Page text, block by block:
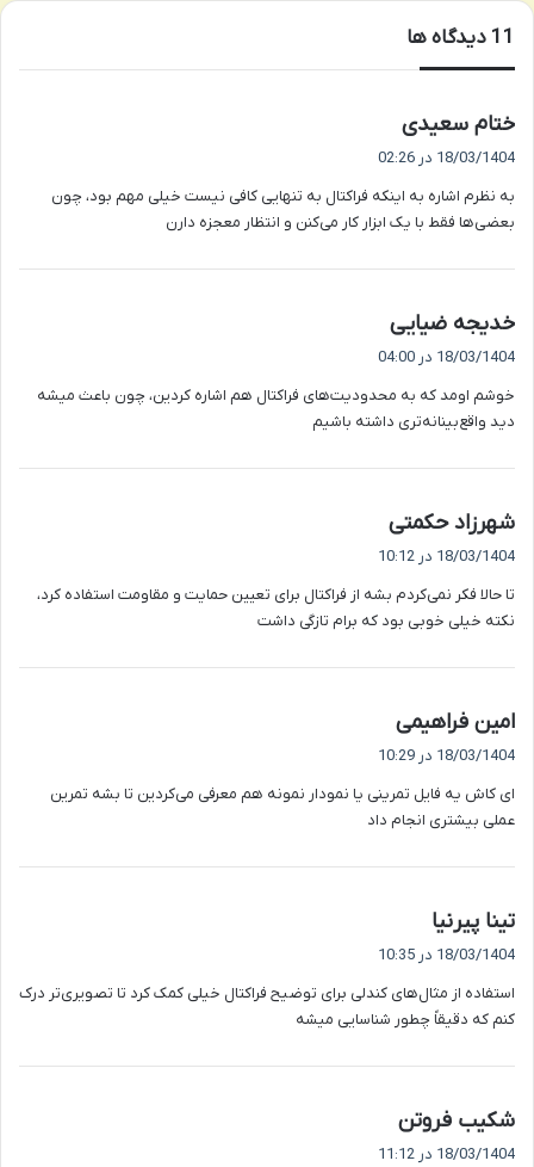
‫11 دیدگاه ها
ختام سعیدی
ف
:
18/03/1404 در 02:26
به نظرم اشاره به اینکه فراکتال به تنهایی کافی نیست خیلی مهم بود، چون
بعضی‌ها فقط با یک ابزار کار می‌کنن و انتظار معجزه دارن
خدیجه ضیایی
ف
:
18/03/1404 در 04:00
خوشم اومد که به محدودیت‌های فراکتال هم اشاره کردین، چون باعث میشه
دید واقع‌بینانه‌تری داشته باشیم
شهرزاد حکمتی
ف
:
18/03/1404 در 10:12
تا حالا فکر نمی‌کردم بشه از فراکتال برای تعیین حمایت و مقاومت استفاده کرد،
نکته خیلی خوبی بود که برام تازگی داشت
امین فراهیمی
ف
:
18/03/1404 در 10:29
ای کاش یه فایل تمرینی یا نمودار نمونه هم معرفی می‌کردین تا بشه تمرین
عملی بیشتری انجام داد
تینا پیرنیا
:
18/03/1404 در 10:35
استفاده از مثال‌های کندلی برای توضیح فراکتال خیلی کمک کرد تا تصویری‌تر درک
کنم که دقیقاً چطور شناسایی میشه
شکیب فروتن
ف
18/03/1404 در 11:12